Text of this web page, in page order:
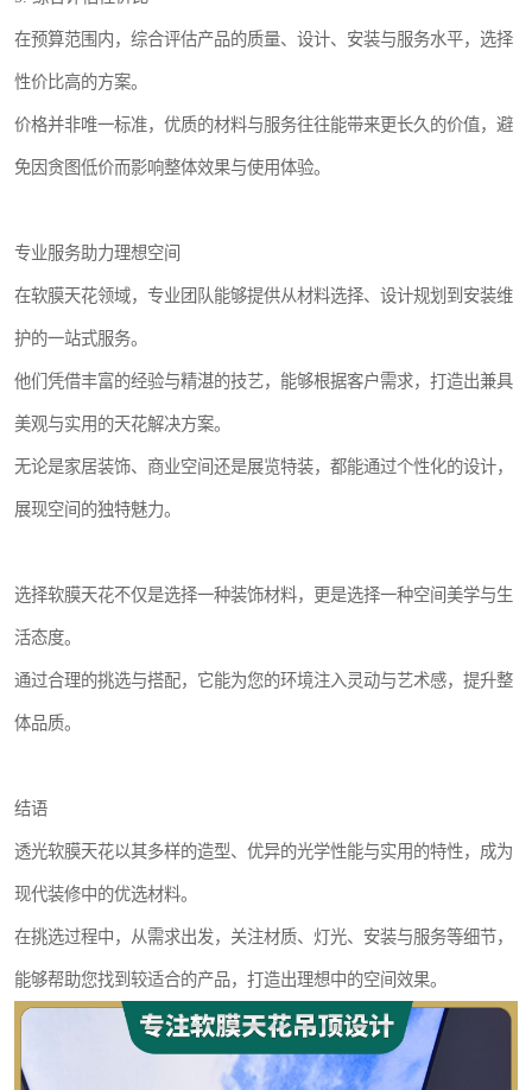
在预算范围内，综合评估产品的质量、设计、安装与服务水平，选择
性价比高的方案。
价格并非唯一标准，优质的材料与服务往往能带来更长久的价值，避
免因贪图低价而影响整体效果与使用体验。
专业服务助力理想空间
在软膜天花领域，专业团队能够提供从材料选择、设计规划到安装维
护的一站式服务。
他们凭借丰富的经验与精湛的技艺，能够根据客户需求，打造出兼具
美观与实用的天花解决方案。
无论是家居装饰、商业空间还是展览特装，都能通过个性化的设计，
展现空间的独特魅力。
选择软膜天花不仅是选择一种装饰材料，更是选择一种空间美学与生
活态度。
通过合理的挑选与搭配，它能为您的环境注入灵动与艺术感，提升整
体品质。
结语
透光软膜天花以其多样的造型、优异的光学性能与实用的特性，成为
现代装修中的优选材料。
在挑选过程中，从需求出发，关注材质、灯光、安装与服务等细节，
能够帮助您找到较适合的产品，打造出理想中的空间效果。